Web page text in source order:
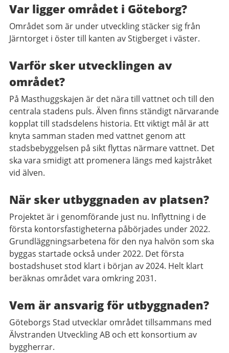
Var ligger området i Göteborg?
Området som är under utveckling stäcker sig från
Järntorget i öster till kanten av Stigberget i väster.
Varför sker utvecklingen av
området?
På Masthuggskajen är det nära till vattnet och till den
centrala stadens puls. Älven finns ständigt närvarande
kopplat till stadsdelens historia. Ett viktigt mål är att
knyta samman staden med vattnet genom att
stadsbebyggelsen på sikt flyttas närmare vattnet. Det
ska vara smidigt att promenera längs med kajstråket
vid älven.
När sker utbyggnaden av platsen?
Projektet är i genomförande just nu. Inflyttning i de
första kontorsfastigheterna påbörjades under 2022.
Grundläggningsarbetena för den nya halvön som ska
byggas startade också under 2022. Det första
bostadshuset stod klart i början av 2024. Helt klart
beräknas området vara omkring 2031.
Vem är ansvarig för utbyggnaden?
Göteborgs Stad utvecklar området tillsammans med
Älvstranden Utveckling AB och ett konsortium av
byggherrar.